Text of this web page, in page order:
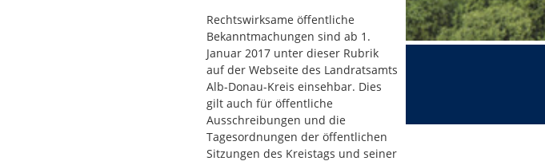
Rechtswirksame öffentliche
Bekanntmachungen sind ab 1.
Januar 2017 unter dieser Rubrik
auf der Webseite des Landratsamts
Alb-Donau-Kreis einsehbar. Dies
gilt auch für öffentliche
Ausschreibungen und die
Tagesordnungen der öffentlichen
Sitzungen des Kreistags und seiner